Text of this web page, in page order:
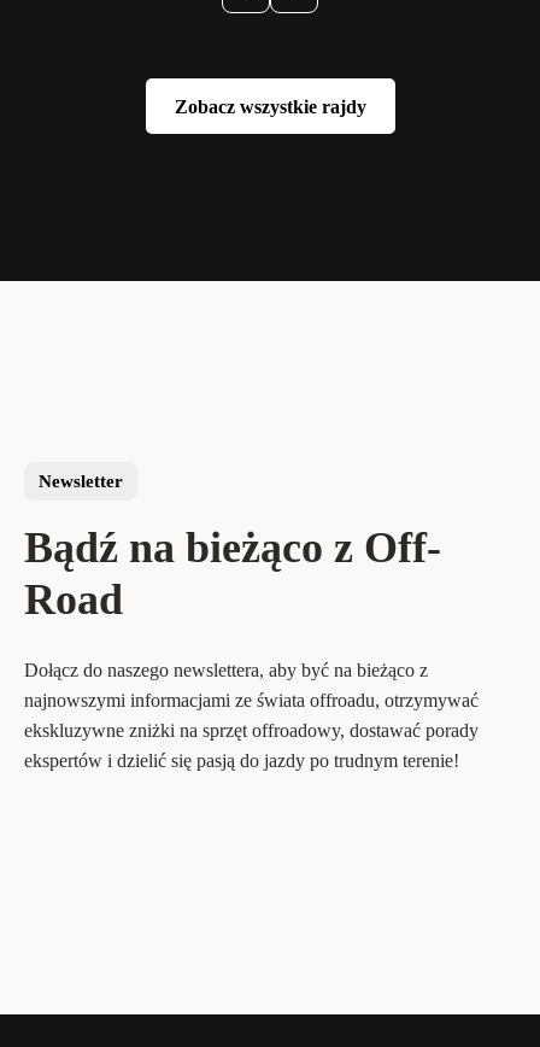
Zobacz wszystkie rajdy
Zobacz wszystkie rajdy
Newsletter
Bądź na bieżąco z Off-
Road
Dołącz do naszego newslettera, aby być na bieżąco z
najnowszymi informacjami ze świata offroadu, otrzymywać
ekskluzywne zniżki na sprzęt offroadowy, dostawać porady
ekspertów i dzielić się pasją do jazdy po trudnym terenie!